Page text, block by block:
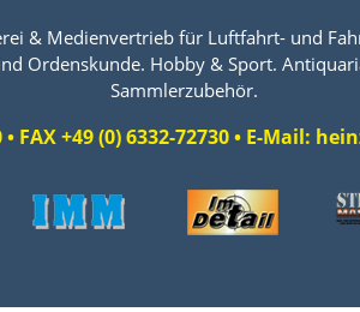
& Medienvertrieb für Luftfahrt- und
Ordenskunde. Hobby & Sport.
Sammlerzubehör.
• FAX +49 (0) 6332-72730 • E-Mail: